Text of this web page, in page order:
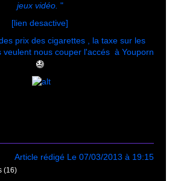
jeux vidéo. "
[lien desactive]
prix des cigarettes , la taxe sur les
veulent nous couper l'accés à Youporn
Article rédigé Le 07/03/2013 à 19:15
(16)